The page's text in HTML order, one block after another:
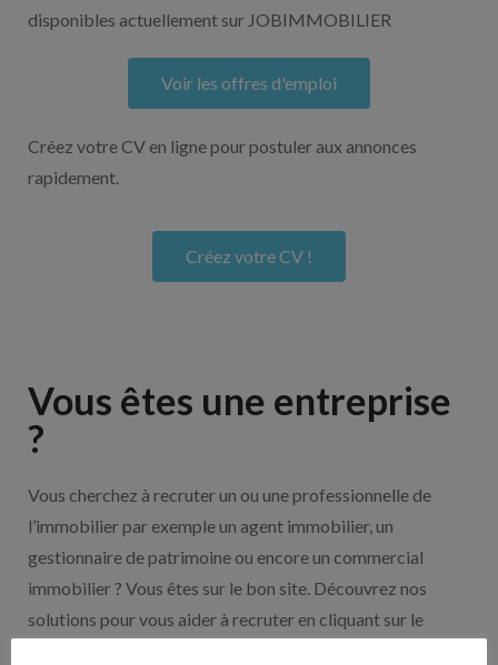
disponibles actuellement sur JOBIMMOBILIER
Voir les offres d'emploi
Créez votre CV en ligne pour postuler aux annonces
rapidement.
Créez votre CV !
Vous êtes une entreprise
?
Vous cherchez à recruter un ou une professionnelle de
l’immobilier par exemple un agent immobilier, un
gestionnaire de patrimoine ou encore un commercial
immobilier ? Vous êtes sur le bon site. Découvrez nos
solutions pour vous aider à recruter en cliquant sur le